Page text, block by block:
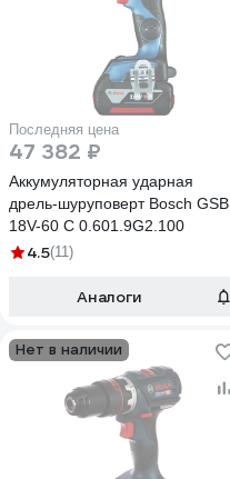
Последняя цена
47 382 ₽
Аккумуляторная ударная
дрель-шуруповерт Bosch GSB
18V-60 C 0.601.9G2.100
4.5(11)
Аналоги
Нет в наличии